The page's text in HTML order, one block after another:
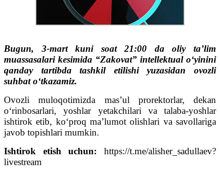
Bugun, 3-mart kuni soat 21:00 da oliy ta’lim
muassasalari kesimida “Zakovat” intellektual o‘yinini
qanday tartibda tashkil etilishi yuzasidan ovozli
suhbat o‘tkazamiz.
Ovozli muloqotimizda mas’ul prorektorlar, dekan
oʻrinbosarlari, yoshlar yetakchilari va talaba-yoshlar
ishtirok etib, koʻproq ma’lumot olishlari va savollariga
javob topishlari mumkin.
Ishtirok etish uchun: https://t.me/alisher_sadullaev?
livestream